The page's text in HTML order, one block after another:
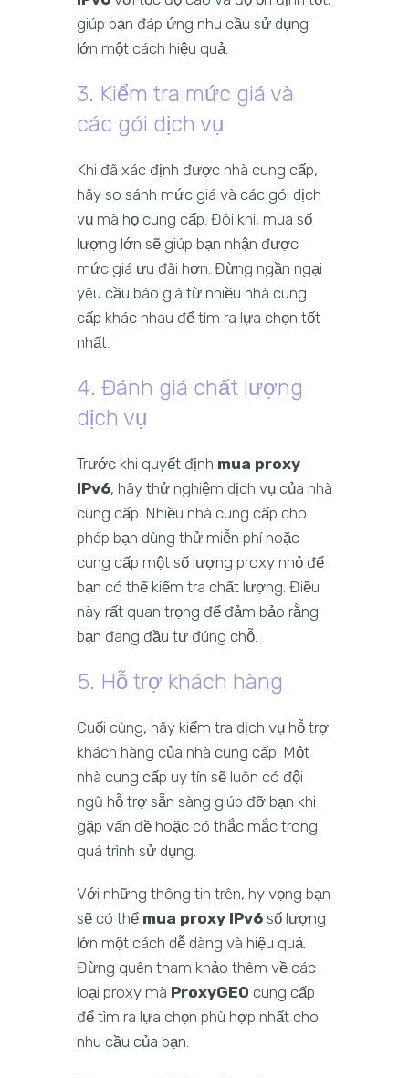
giúp bạn đáp ứng nhu cầu sử dụng
lớn một cách hiệu quả.
3. Kiểm tra mức giá và
các gói dịch vụ
Khi đã xác định được nhà cung cấp,
hãy so sánh mức giá và các gói dịch
vụ mà họ cung cấp. Đôi khi, mua số
lượng lớn sẽ giúp bạn nhận được
mức giá ưu đãi hơn. Đừng ngần ngại
yêu cầu báo giá từ nhiều nhà cung
cấp khác nhau để tìm ra lựa chọn tốt
nhất.
4. Đánh giá chất lượng
dịch vụ
Trước khi quyết định mua proxy
IPv6, hãy thử nghiệm dịch vụ của nhà
cung cấp. Nhiều nhà cung cấp cho
phép bạn dùng thử miễn phí hoặc
cung cấp một số lượng proxy nhỏ để
bạn có thể kiểm tra chất lượng. Điều
này rất quan trọng để đảm bảo rằng
bạn đang đầu tư đúng chỗ.
5. Hỗ trợ khách hàng
Cuối cùng, hãy kiểm tra dịch vụ hỗ trợ
khách hàng của nhà cung cấp. Một
nhà cung cấp uy tín sẽ luôn có đội
ngũ hỗ trợ sẵn sàng giúp đỡ bạn khi
gặp vấn đề hoặc có thắc mắc trong
quá trình sử dụng.
Với những thông tin trên, hy vọng bạn
sẽ có thể mua proxy IPv6 số lượng
lớn một cách dễ dàng và hiệu quả.
Đừng quên tham khảo thêm về các
loại proxy mà ProxyGEO cung cấp
để tìm ra lựa chọn phù hợp nhất cho
nhu cầu của bạn.